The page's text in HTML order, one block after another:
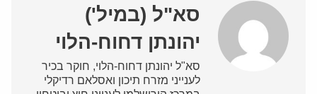
סא"ל (במיל')
יהונתן דחוח-הלוי
סא"ל יהונתן דחוח-הלוי, חוקר בכיר
לענייני מזרח תיכון ואסלאם רדיקלי